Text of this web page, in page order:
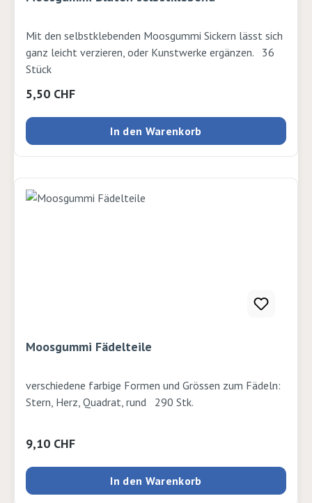
Mit den selbstklebenden Moosgummi Sickern lässt sich
ganz leicht verzieren, oder Kunstwerke ergänzen. 36
Stück
Regulärer Preis:
5,50 CHF
In den Warenkorb
Moosgummi Fädelteile
verschiedene farbige Formen und Grössen zum Fädeln:
Stern, Herz, Quadrat, rund 290 Stk.
Regulärer Preis:
9,10 CHF
In den Warenkorb